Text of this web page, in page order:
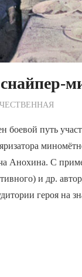
боевой путь
Анохина. С
и др.
героя на